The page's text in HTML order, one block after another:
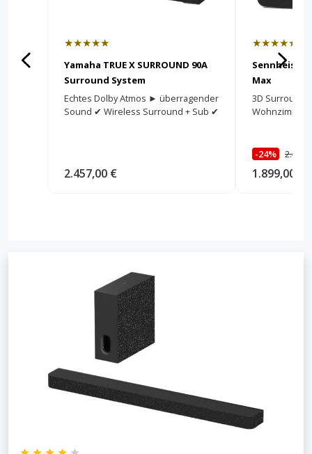
★★★★★
Yamaha TRUE X SURROUND 90A
Surround System
Echtes Dolby Atmos ► überragender
Sound ✔ Wireless Surround + Sub ✔
2.457,00 €
★★★★★
Sennheiser
Max
3D Surround
Wohnzimmer!
-24%
1.899,00 €